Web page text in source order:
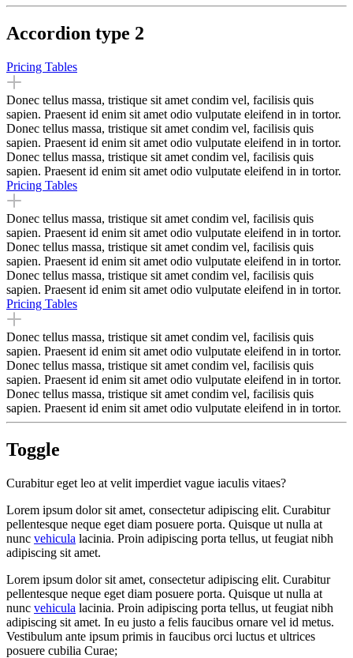
Accordion type 2
Pricing Tables
Donec tellus massa, tristique sit amet condim vel, facilisis quis
sapien. Praesent id enim sit amet odio vulputate eleifend in in tortor.
Donec tellus massa, tristique sit amet condim vel, facilisis quis
sapien. Praesent id enim sit amet odio vulputate eleifend in in tortor.
Donec tellus massa, tristique sit amet condim vel, facilisis quis
sapien. Praesent id enim sit amet odio vulputate eleifend in in tortor.
Pricing Tables
Donec tellus massa, tristique sit amet condim vel, facilisis quis
sapien. Praesent id enim sit amet odio vulputate eleifend in in tortor.
Donec tellus massa, tristique sit amet condim vel, facilisis quis
sapien. Praesent id enim sit amet odio vulputate eleifend in in tortor.
Donec tellus massa, tristique sit amet condim vel, facilisis quis
sapien. Praesent id enim sit amet odio vulputate eleifend in in tortor.
Pricing Tables
Donec tellus massa, tristique sit amet condim vel, facilisis quis
sapien. Praesent id enim sit amet odio vulputate eleifend in in tortor.
Donec tellus massa, tristique sit amet condim vel, facilisis quis
sapien. Praesent id enim sit amet odio vulputate eleifend in in tortor.
Donec tellus massa, tristique sit amet condim vel, facilisis quis
sapien. Praesent id enim sit amet odio vulputate eleifend in in tortor.
Toggle
Curabitur eget leo at velit imperdiet vague iaculis vitaes?
Lorem ipsum dolor sit amet, consectetur adipiscing elit. Curabitur
pellentesque neque eget diam posuere porta. Quisque ut nulla at
nunc vehicula lacinia. Proin adipiscing porta tellus, ut feugiat nibh
adipiscing sit amet.
Lorem ipsum dolor sit amet, consectetur adipiscing elit. Curabitur
pellentesque neque eget diam posuere porta. Quisque ut nulla at
nunc vehicula lacinia. Proin adipiscing porta tellus, ut feugiat nibh
adipiscing sit amet. In eu justo a felis faucibus ornare vel id metus.
Vestibulum ante ipsum primis in faucibus orci luctus et ultrices
posuere cubilia Curae;